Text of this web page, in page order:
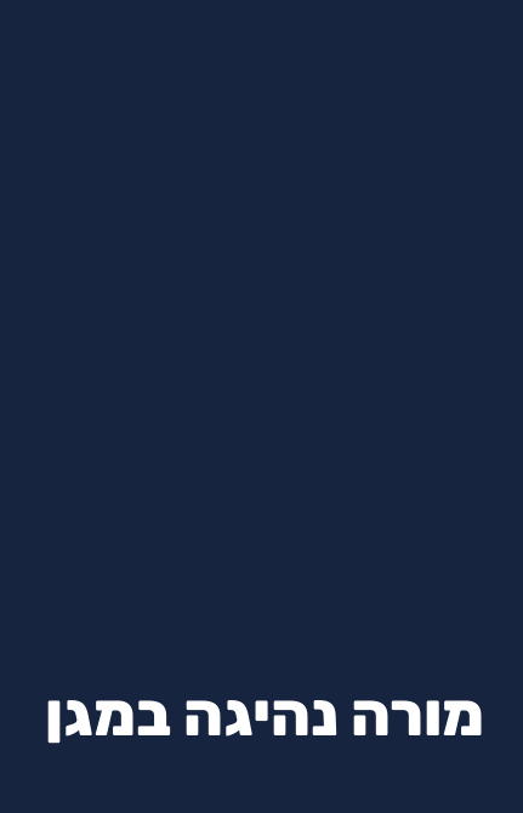
מורה נהיגה במגן